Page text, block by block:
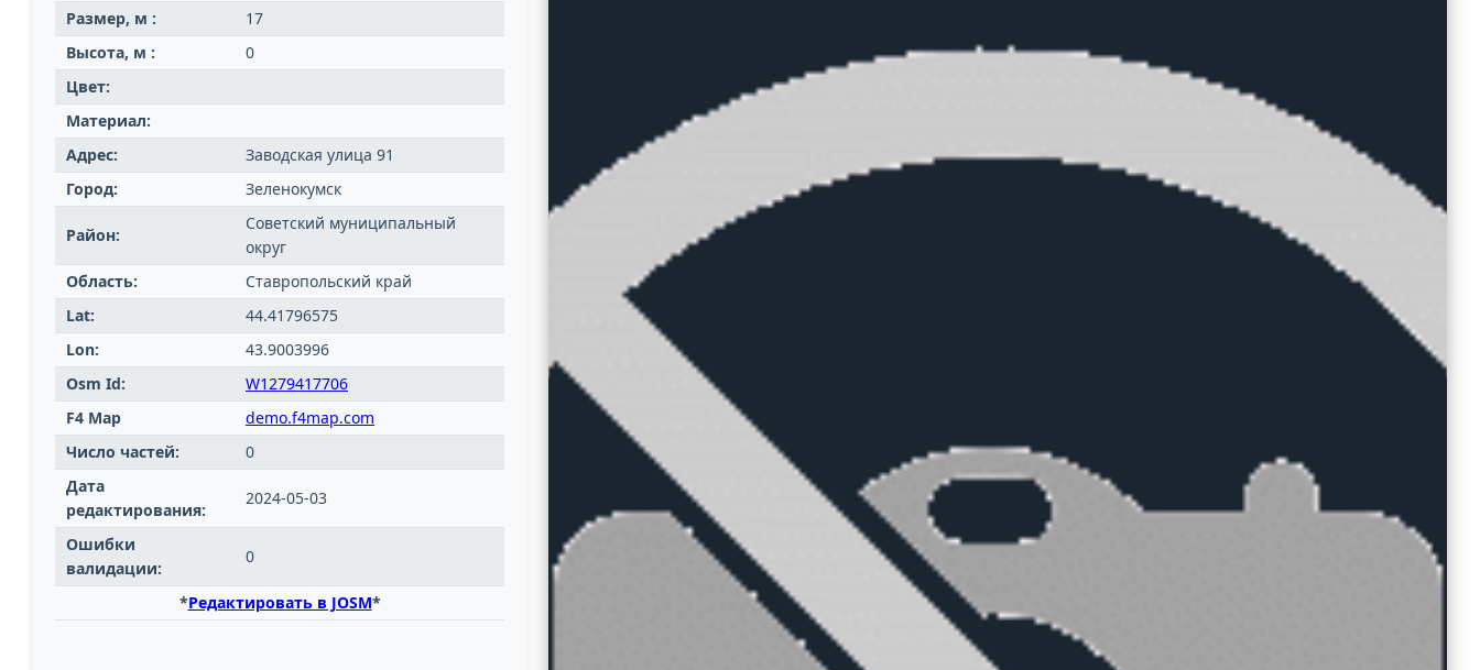
Размер, м :
17
Высота, м :
0
Цвет:
Материал:
Адрес:
Заводская улица 91
Город:
Зеленокумск
Район:
Советский муниципальный
округ
Область:
Ставропольский край
Lat:
44.41796575
Lon:
43.9003996
Osm Id:
W1279417706
F4 Map
demo.f4map.com
Число частей:
0
Дата
редактирования:
2024-05-03
Ошибки
валидации:
0
*Редактировать в JOSM*